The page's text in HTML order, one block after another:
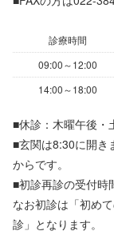
診療時間
09:00～12:00
14:00～18:00
■休診：木曜午後・
■玄関は8:30に開き
からです。
■初診再診の受付時
なお初診は「初め
診」となります。